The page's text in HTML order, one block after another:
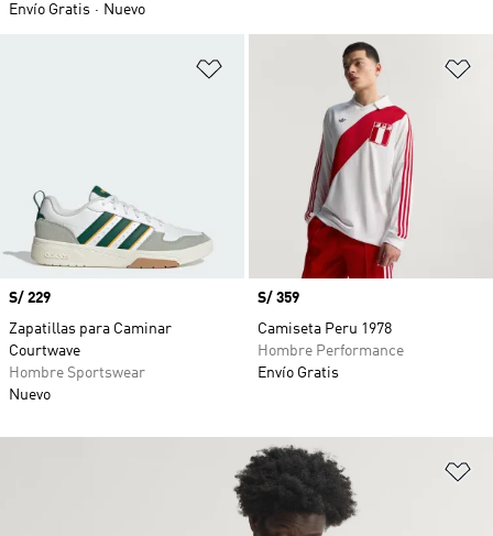
Envío Gratis
Nuevo
Añadir a la lista de deseos
Precio
S/ 229
Zapatillas para Caminar
Courtwave
Hombre Sportswear
Nuevo
Precio
S/ 359
Camiseta Peru 1978
Hombre Performance
Envío Gratis